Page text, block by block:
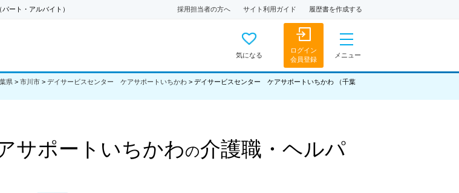
ート・アルバイト） 採用担当者の方へ サイト利用ガイド 履歴書を作成する
気になる
ログイン
会員登録
メニュー
県 > 市川市 > デイサービスセンター ケアサポートいちかわ > デイサービスセンター ケアサポートいちかわ （千葉
サポートいちかわの介護職・ヘルパ